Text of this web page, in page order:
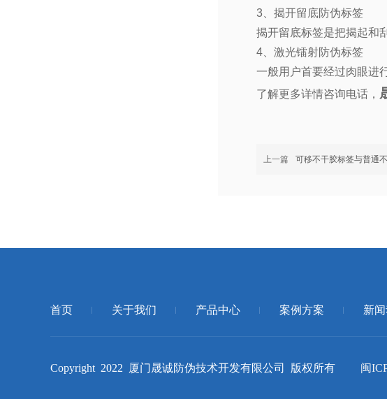
3 、揭开留底防伪标签
揭开留底标签是把揭起和
4 、激光镭射防伪标签
一般用户首要经过肉眼进
了解更多详情咨询电话，
上一篇 可移不干胶标签与普通
首页 关于我们 产品中心 案例方案 新
Copyright 2022 厦门晟诚防伪技术开发有限公司 版权所有 闽